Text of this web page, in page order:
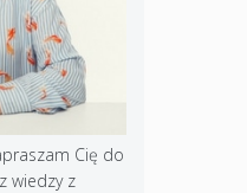
Cię do
wiedzy z